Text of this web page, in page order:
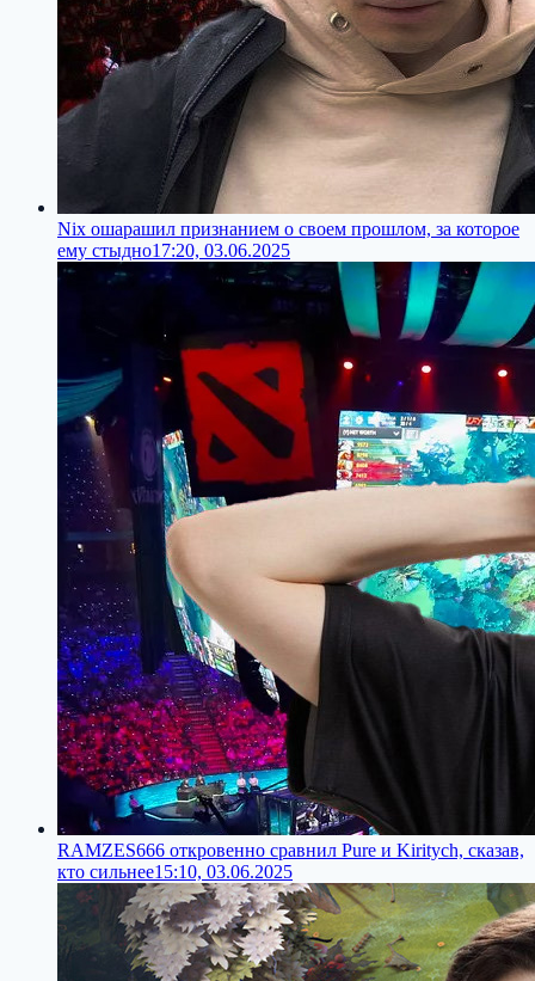
Nix ошарашил признанием о своем прошлом, за которое
ему стыдно17:20, 03.06.2025
RAMZES666 откровенно сравнил Pure и Kiritych, сказав,
кто сильнее15:10, 03.06.2025